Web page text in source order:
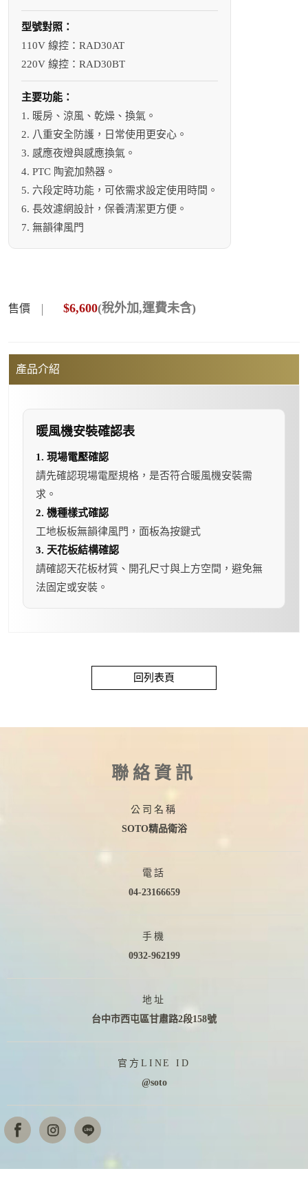
型號對照：
110V 線控：RAD30AT
220V 線控：RAD30BT
主要功能：
1. 暖房、涼風、乾燥、換氣。
2. 八重安全防護，日常使用更安心。
3. 感應夜燈與感應換氣。
4. PTC 陶瓷加熱器。
5. 六段定時功能，可依需求設定使用時間。
6. 長效濾網設計，保養清潔更方便。
7. 無韻律風門
售價 $6,600(稅外加,運費未含)
產品介紹
暖風機安裝確認表
1. 現場電壓確認
請先確認現場電壓規格，是否符合暖風機安裝需
求。
2. 機種樣式確認
工地板板無韻律風門，面板為按鍵式
3. 天花板結構確認
請確認天花板材質、開孔尺寸與上方空間，避免無
法固定或安裝。
回列表頁
聯絡資訊
公司名稱
SOTO精品衛浴
電話
04-23166659
手機
0932-962199
地址
台中市西屯區甘肅路2段158號
官方LINE ID
@soto